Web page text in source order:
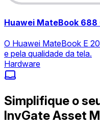
Huawei MateBook 688
O Huawei MateBook E
e pela qualidade da tela.
Hardware
Simplifique o
InvGate Asset